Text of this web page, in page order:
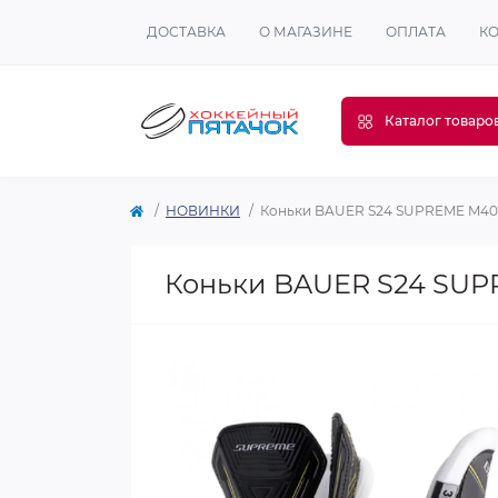
ДОСТАВКА О МАГАЗИНЕ ОПЛАТА
Каталог
НОВИНКИ Коньки BAUER S24 SUPREME
Коньки BAUER S24